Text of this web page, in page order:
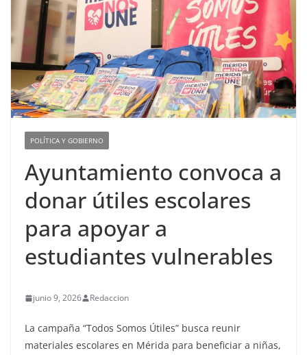
POLÍTICA Y GOBIERNO
Ayuntamiento convoca a
donar útiles escolares
para apoyar a
estudiantes vulnerables
junio 9, 2026 Redaccion
La campaña “Todos Somos Útiles” busca reunir
materiales escolares en Mérida para beneficiar a niñas,